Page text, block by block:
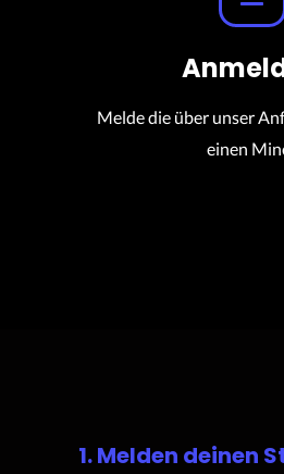
Melde die über unser
einen
1. Melden deinen